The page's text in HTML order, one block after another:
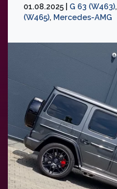
01.08.2025 | G 63 (W463),
(W465), Mercedes-AMG